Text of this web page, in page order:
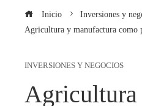
Inicio
Inversiones y
Agricultura y manufactura como
INVERSIONES Y NEGOCIOS